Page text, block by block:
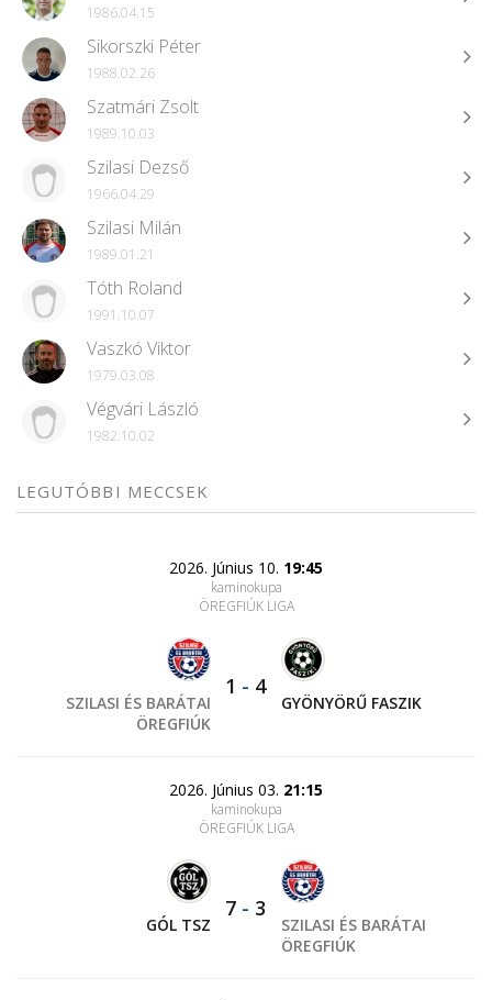
1986.04.15
Sikorszki Péter
1988.02.26
Szatmári Zsolt
1989.10.03
Szilasi Dezső
1966.04.29
Szilasi Milán
1989.01.21
Tóth Roland
1991.10.07
Vaszkó Viktor
1979.03.08
Végvári László
1982.10.02
LEGUTÓBBI MECCSEK
2026. Június 10. 19:45
kaminokupa
ÖREGFIÚK LIGA
SZILASI ÉS BARÁTAI
ÖREGFIÚK
1 - 4
GYÖNYÖRŰ FASZIK
2026. Június 03. 21:15
kaminokupa
ÖREGFIÚK LIGA
GÓL TSZ
7 - 3
SZILASI ÉS BARÁTAI
ÖREGFIÚK